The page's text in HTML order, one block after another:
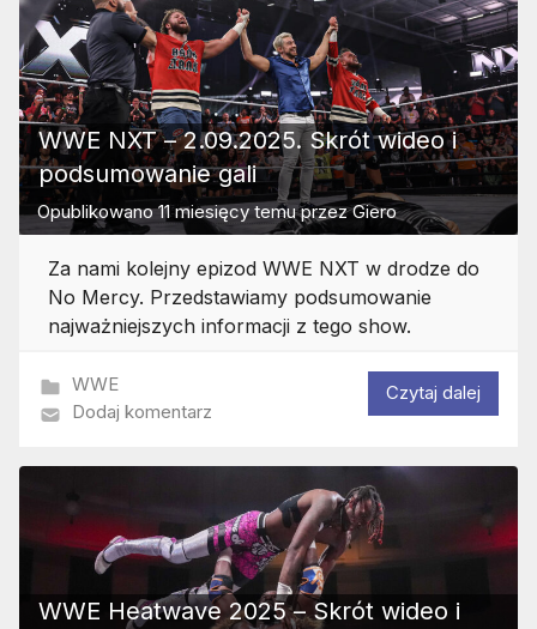
WWE NXT – 2.09.2025. Skrót wideo i
podsumowanie gali
Opublikowano11 miesięcy temuprzezGiero
Za nami kolejny epizod WWE NXT w drodze do
No Mercy. Przedstawiamy podsumowanie
najważniejszych informacji z tego show.
WWE
Dodaj komentarz
Czytaj dalej
WWE Heatwave 2025 – Skrót wideo i